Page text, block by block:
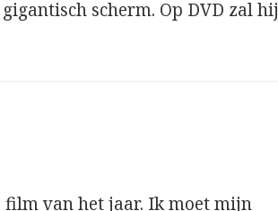
scherm. Op DVD zal hij
van het jaar. Ik moet mijn